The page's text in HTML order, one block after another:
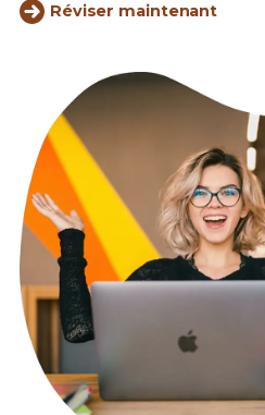
Réviser maintenant